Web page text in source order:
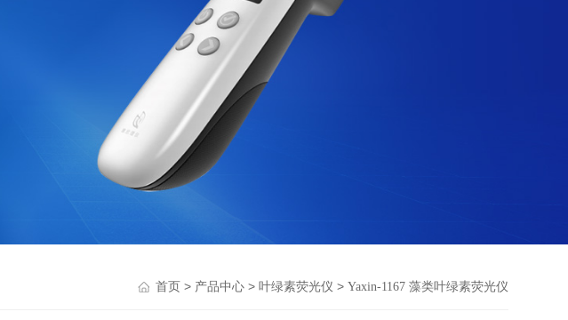
首页> 产品中心> 叶绿素荧光仪 > Yaxin-1167 藻类叶绿素荧光仪